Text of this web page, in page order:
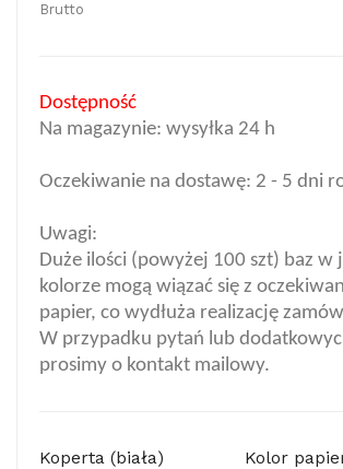
Brutto
Dostępność
Na magazynie: wysyłka 24 h
Oczekiwanie na dostawę: 2 - 5 dni
Uwagi:
Duże ilości (powyżej 100 szt) baz w
kolorze mogą wiązać się z
papier, co wydłuża realizację
W przypadku pytań lub
prosimy o kontakt mailowy.
Koperta (biała) Kolor